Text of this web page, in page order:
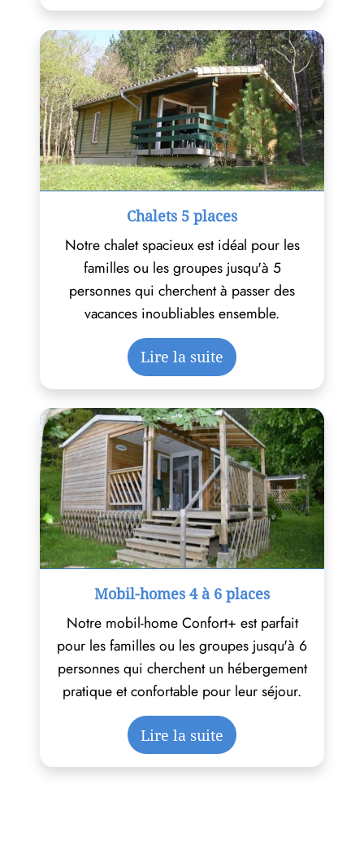
Chalets 5 places
Notre chalet spacieux est idéal pour les
familles ou les groupes jusqu'à 5
personnes qui cherchent à passer des
vacances inoubliables ensemble.
Lire la suite
Mobil-homes 4 à 6 places
Notre mobil-home Confort+ est parfait
pour les familles ou les groupes jusqu'à 6
personnes qui cherchent un hébergement
pratique et confortable pour leur séjour.
Lire la suite